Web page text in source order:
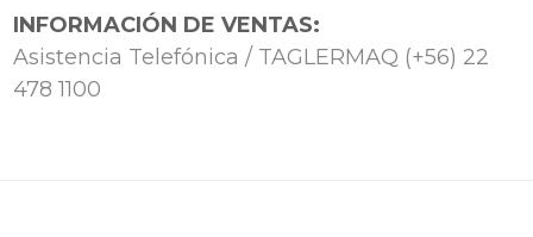
INFORMACIÓN DE VENTAS:
Asistencia Telefónica / TAGLERMAQ (+56) 22
478 1100